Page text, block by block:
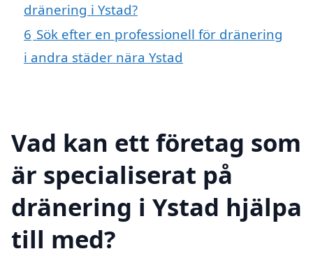
dränering i Ystad?
6 Sök efter en professionell för dränering
i andra städer nära Ystad
Vad kan ett företag som
är specialiserat på
dränering i Ystad hjälpa
till med?